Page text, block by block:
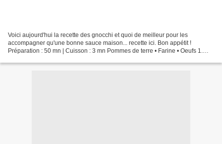
Voici aujourd'hui la recette des gnocchi et quoi de meilleur pour les
accompagner qu'une bonne sauce maison... recette ici. Bon appétit !
Préparation : 50 mn | Cuisson : 3 mn Pommes de terre • Farine • Oeufs 1.